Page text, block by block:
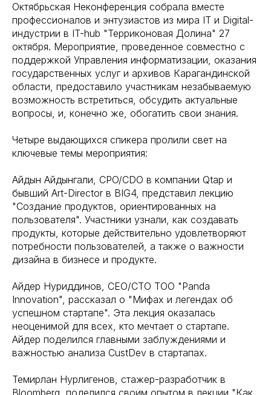
Октябрьская Неконференция собрала вместе
профессионалов и энтузиастов из мира IT и Digital-
индустрии в IT-hub "Терриконовая Долина" 27
октября. Мероприятие, проведенное совместно с
поддержкой Управления информатизации, оказания
государственных услуг и архивов Карагандинской
области, предоставило участникам незабываемую
возможность встретиться, обсудить актуальные
вопросы, и, конечно же, обогатить свои знания.
Четыре выдающихся спикера пролили свет на
ключевые темы мероприятия:
Айдын Айдынгали, CPO/CDO в компании Qtap и
бывший Art-Director в BIG4, представил лекцию
"Создание продуктов, ориентированных на
пользователя". Участники узнали, как создавать
продукты, которые действительно удовлетворяют
потребности пользователей, а также о важности
дизайна в бизнесе и продукте.
Айдер Нуриддинов, СЕО/СТО ТОО "Panda
Innovation", рассказал о "Мифах и легендах об
успешном стартапе". Эта лекция оказалась
неоценимой для всех, кто мечтает о стартапе.
Айдер поделился главными заблуждениями и
важностью анализа CustDev в стартапах.
Темирлан Нурлигенов, стажер-разработчик в